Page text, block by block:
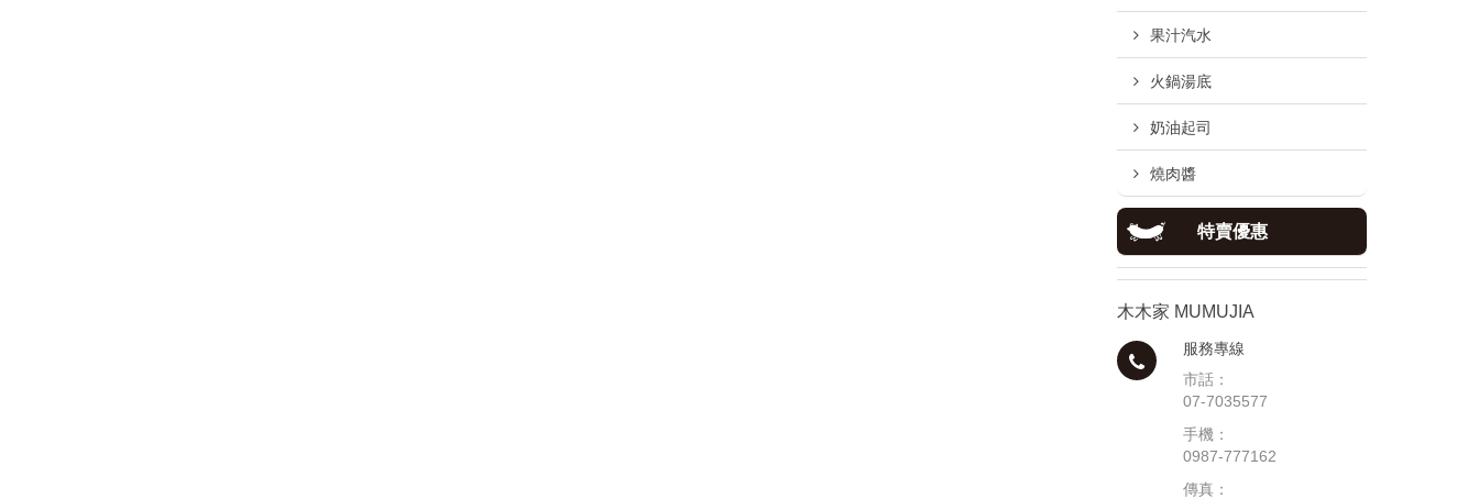
果汁汽水
火鍋湯底
奶油起司
燒肉醬
特賣優惠
木木家 MUMUJIA
服務專線
市話：
07-7035577
手機：
0987-777162
傳真：